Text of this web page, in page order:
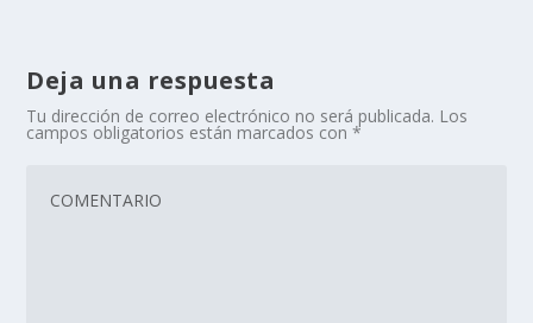
Deja una respuesta
Tu dirección de correo electrónico no será publicada. Los
campos obligatorios están marcados con*